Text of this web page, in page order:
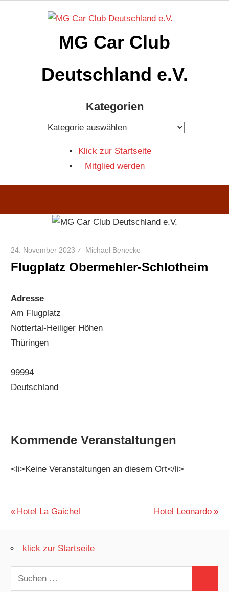
MG Car Club
Deutschland e.V.
Kategorien
Kategorien
Klick zur Startseite
Mitglied werden
24. November 2023 Michael Benecke
Flugplatz Obermehler-Schlotheim
Adresse
Am Flugplatz
Nottertal-Heiliger Höhen
Thüringen
99994
Deutschland
Kommende Veranstaltungen
<li>Keine Veranstaltungen an diesem Ort</li>
Beitragsnavigation
Vorheriger
Hotel La Gaichel
Nächster
Hotel Leonardo
klick zur Startseite
Suchen
nach: